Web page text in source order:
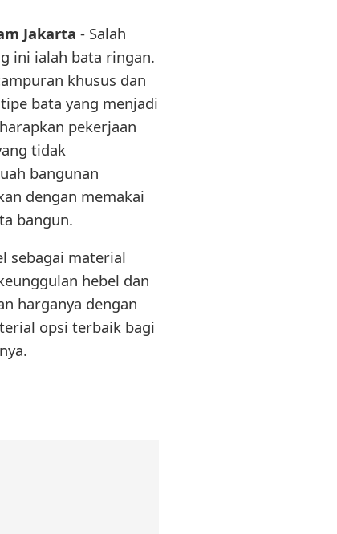
Jakarta - Salah
ini ialah bata ringan.
khusus dan
bata yang menjadi
pekerjaan
tidak
bangunan
dengan memakai
bangun.
sebagai material
hebel dan
harganya dengan
opsi terbaik bagi